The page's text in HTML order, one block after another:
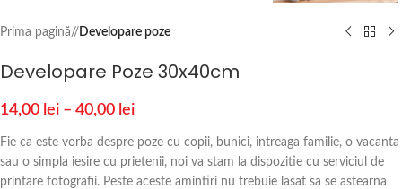
Prima pagină/ Developare poze
Developare Poze 30x40cm
14,00 lei – 40,00 lei
Fie ca este vorba despre poze cu copii, bunici, intreaga familie, o vacanta
sau o simpla iesire cu prietenii, noi va stam la dispozitie cu serviciul de
printare fotografii. Peste aceste amintiri nu trebuie lasat sa se astearna